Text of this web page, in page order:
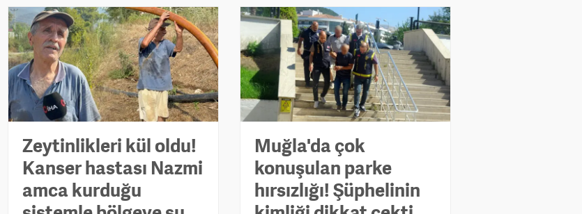
Zeytinlikleri kül oldu!
Kanser hastası Nazmi
amca kurduğu
Muğla'da çok
konuşulan parke
hırsızlığı! Şüphelinin